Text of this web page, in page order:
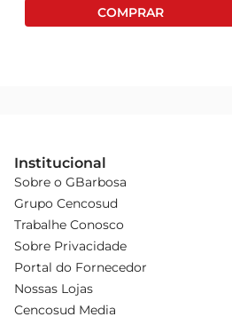
Institucional
Sobre o GBarbosa
Grupo Cencosud
Trabalhe Conosco
Sobre Privacidade
Portal do Fornecedor
Nossas Lojas
Cencosud Media